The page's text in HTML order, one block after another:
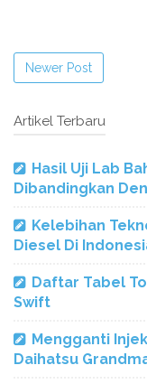
Newer Post
Artikel Terbaru
Hasil Uji Lab
Dibandingkan
Kelebihan
Diesel Di
Daftar Tabel
Swift
Mengganti
Daihatsu